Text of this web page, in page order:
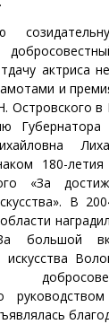
актриса
и
Островского в
180-
«За
В
большой
искусства